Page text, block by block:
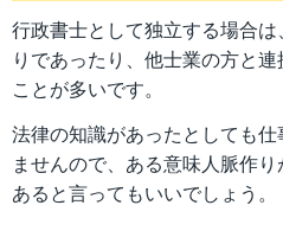
行政書士として独立する場合
りであったり、他士業の方と
ことが多いです。
法律の知識があったとしても
ませんので、ある意味人脈作
あると言ってもいいでしょう。